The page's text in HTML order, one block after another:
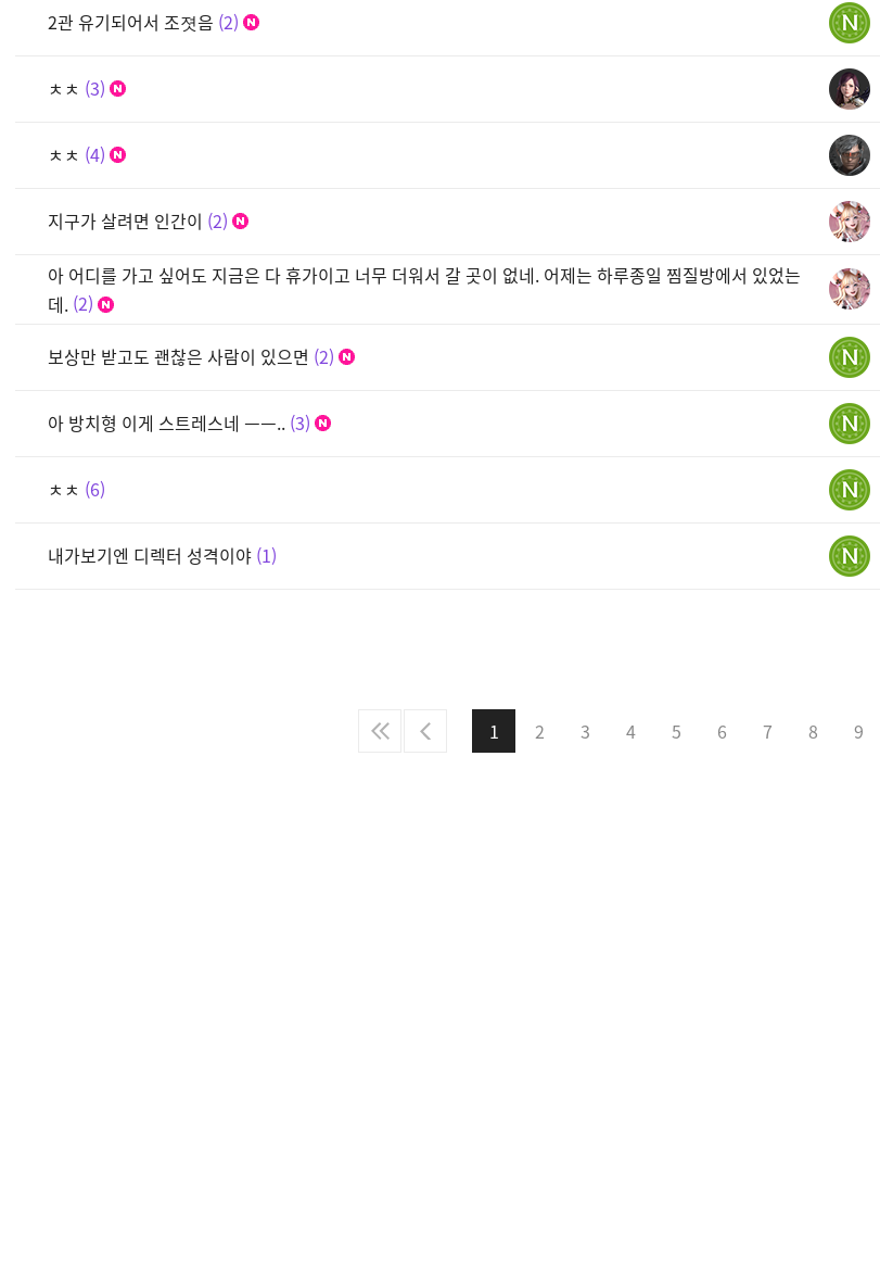
2관 유기되어서 조졋음 2
ㅊㅊ 3
ㅊㅊ 4
지구가 살려면 인간이 2
아 어디를 가고 싶어도 지금은 다 휴가이고 너무 더워서 갈 곳이 없네. 어제는 하루종일 찜질방에서 있었는
데. 2
보상만 받고도 괜찮은 사람이 있으면 2
아 방치형 이게 스트레스네 ㅡㅡ.. 3
ㅊㅊ 6
내가보기엔 디렉터 성격이야 1
1 2 3 4 5 6 7 8 9